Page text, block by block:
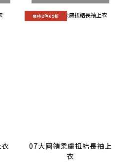
限時2件69折
07大圓領柔膚扭結長袖上
衣